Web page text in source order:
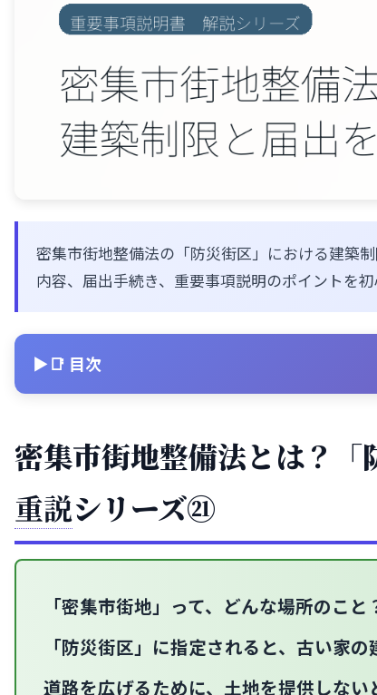
密集市街地整備法の「防災街区」における建築
内容、届出手続き、重要事項説明のポイントを
📑 目次
密集市街地整備法とは？
重説シリーズ㉑
「密集市街地」って、どんな場所のこと
「防災街区」に指定されると、古い家
道路を広げるために、土地を提供しない